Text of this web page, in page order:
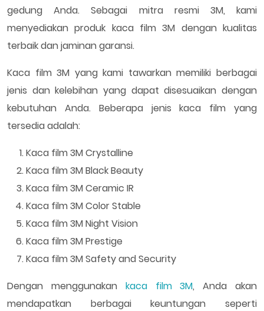
gedung Anda. Sebagai mitra resmi 3M, kami
menyediakan produk kaca film 3M dengan kualitas
terbaik dan jaminan garansi.
Kaca film 3M yang kami tawarkan memiliki berbagai
jenis dan kelebihan yang dapat disesuaikan dengan
kebutuhan Anda. Beberapa jenis kaca film yang
tersedia adalah:
Kaca film 3M Crystalline
Kaca film 3M Black Beauty
Kaca film 3M Ceramic IR
Kaca film 3M Color Stable
Kaca film 3M Night Vision
Kaca film 3M Prestige
Kaca film 3M Safety and Security
Dengan menggunakan kaca film 3M, Anda akan
mendapatkan berbagai keuntungan seperti